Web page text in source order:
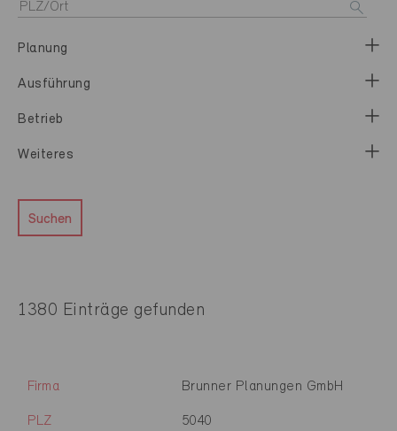
Planung
Ausführung
Betrieb
Weiteres
Suchen
1380 Einträge gefunden
Firma Brunner Planungen GmbH
PLZ 5040